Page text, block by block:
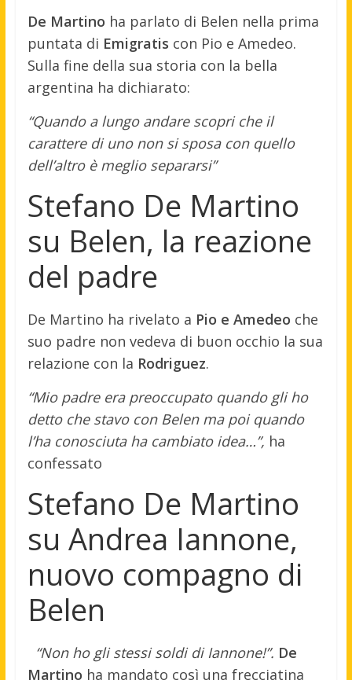
De Martino ha parlato di Belen nella prima
puntata di Emigratis con Pio e Amedeo.
Sulla fine della sua storia con la bella
argentina ha dichiarato:
“Quando a lungo andare scopri che il
carattere di uno non si sposa con quello
dell’altro è meglio separarsi”
Stefano De Martino
su Belen, la reazione
del padre
De Martino ha rivelato a Pio e Amedeo che
suo padre non vedeva di buon occhio la sua
relazione con la Rodriguez.
“Mio padre era preoccupato quando gli ho
detto che stavo con Belen ma poi quando
l’ha conosciuta ha cambiato idea…”, ha
confessato
Stefano De Martino
su Andrea Iannone,
nuovo compagno di
Belen
“Non ho gli stessi soldi di Iannone!”. De
Martino ha mandato così una frecciatina